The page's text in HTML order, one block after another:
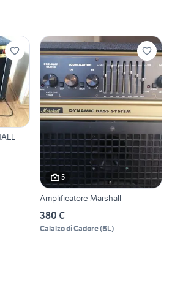
5
Amplificatore Marshall
380 €
Calalzo di Cadore(BL)